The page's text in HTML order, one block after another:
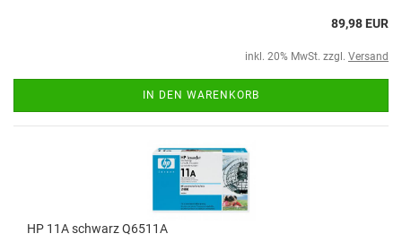
89,98 EUR
inkl. 20% MwSt. zzgl. Versand
IN DEN WARENKORB
HP 11A schwarz Q6511A